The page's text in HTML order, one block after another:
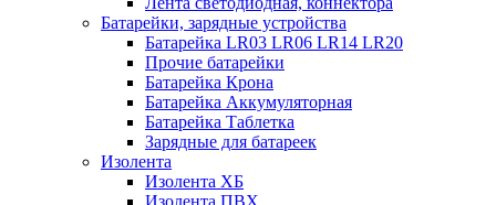
Батарейки, зарядные устройства
Батарейка LR03 LR06 LR14 LR20
Прочие батарейки
Батарейка Крона
Батарейка Аккумуляторная
Батарейка Таблетка
Зарядные для батареек
Изолента
Изолента ХБ
Изолента ПВХ